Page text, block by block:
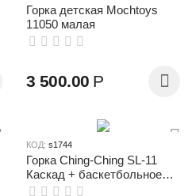
Горка детская Mochtoys
11050 малая
3 500.00 Р
КОД: s1744
Горка Ching-Ching SL-11
Каскад + баскетбольное
кольцо